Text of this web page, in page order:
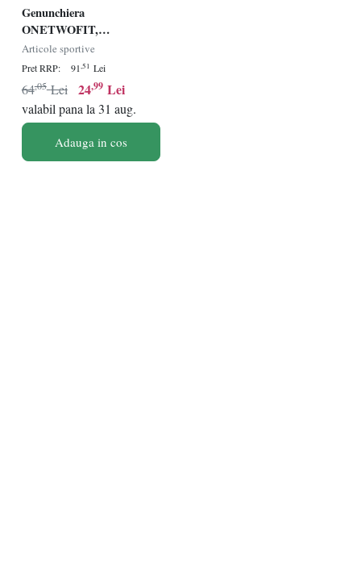
Genunchiera
ONETWOFIT,
silicon/textil, negru/gri,
marimea M
Articole sportive
Pret RRP: 91,51 Lei
24,99 Lei
64,05 Lei
valabil pana la 31 aug.
Adauga in cos